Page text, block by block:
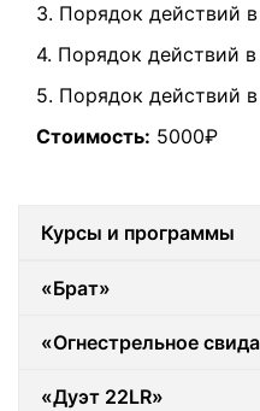
3. Порядок действий
4. Порядок действий
5. Порядок действий в
Стоимость: 5000₽
Курсы и программы
«Брат»
«Огнестрельное
«Дуэт 22LR»